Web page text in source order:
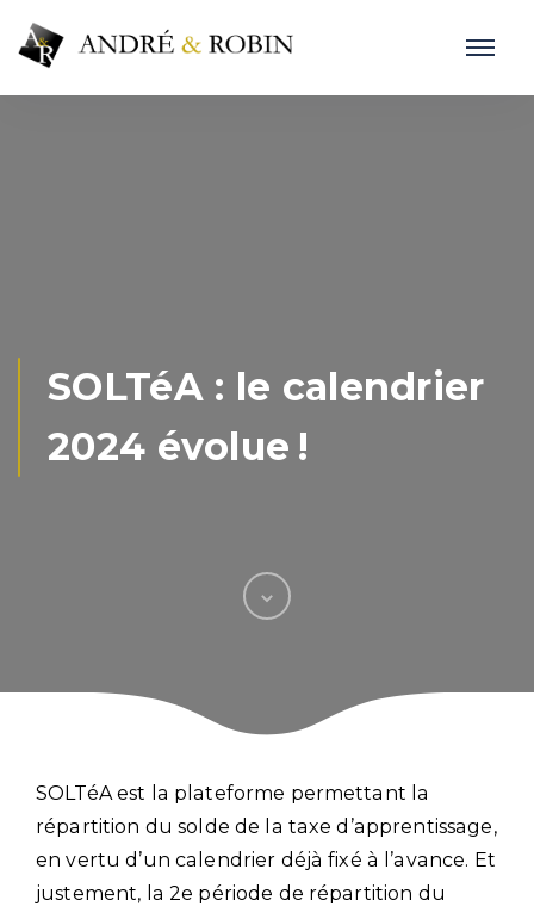
SOLTéA : le calendrier
2024 évolue !
SOLTéA est la plateforme permettant la
répartition du solde de la taxe d’apprentissage,
en vertu d’un calendrier déjà fixé à l’avance. Et
justement, la 2e période de répartition du